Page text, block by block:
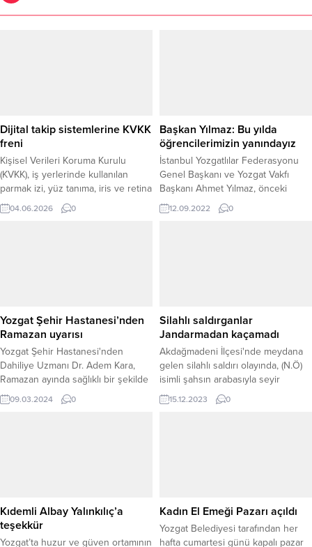
Dijital takip sistemlerine KVKK
freni
Kişisel Verileri Koruma Kurulu
(KVKK), iş yerlerinde kullanılan
parmak izi, yüz tanıma, iris ve retina
taraması gibi biyometrik veriye
dayalı mesai takip sistemlerine
ve hukuka aykırı sonuçlar...
04.06.2026 0
Başkan Yılmaz: Bu yılda
öğrencilerimizin yanındayız
İstanbul Yozgatlılar Federasyonu
Genel Başkanı ve Yozgat Vakfı
Başkanı Ahmet Yılmaz, önceki
yıllarda olduğu gibi bu yılda Yozgatlı
öğrencilerin gerek yurt sorunu
12.09.2022 0
Yozgat Şehir Hastanesi’nden
Ramazan uyarısı
Yozgat Şehir Hastanesi'nden
Dahiliye Uzmanı Dr. Adem Kara,
Ramazan ayında sağlıklı bir şekilde
oruç tutmanın önemini
vurgulayarak, kronik hastalıklara
09.03.2024 0
Silahlı saldırganlar
Jandarmadan kaçamadı
Akdağmadeni İlçesi'nde meydana
gelen silahlı saldırı olayında, (N.Ö)
isimli şahsın arabasıyla seyir
halindeyken husumetli (M.E.Ö.) ve
(F.Ö.) isimli şahısların takibine
15.12.2023 0
Kıdemli Albay Yalınkılıç’a
teşekkür
Yozgat’ta huzur ve güven ortamının
Kadın El Emeği Pazarı açıldı
Yozgat Belediyesi tarafından her
hafta cumartesi günü kapalı pazar